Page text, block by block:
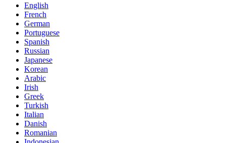
English
French
German
Portuguese
Spanish
Russian
Japanese
Korean
Arabic
Irish
Greek
Turkish
Italian
Danish
Romanian